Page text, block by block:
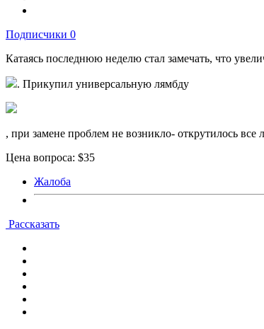
Подписчики 0
Катаясь последнюю неделю стал замечать, что
. Прикупил универсальную лямбду
, при замене проблем не возникло- открутилось все
Цена вопроса: $35
Жалоба
Рассказать